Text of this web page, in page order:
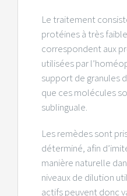
Le traitement
protéines à très
correspondent aux
utilisées par
support de granules
que ces molécules
sublinguale.
Les remèdes sont
déterminé, afin
manière naturelle
niveaux de dilution
actifs peuvent donc